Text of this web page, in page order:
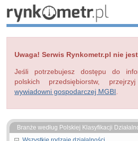
Uwaga! Serwis Rynkometr.pl nie
Jeśli potrzebujesz dostępu do
polskich przedsiębiorstw,
wywiadowni gospodarczej MGBI
Branże według Polskiej Klasyfikacji